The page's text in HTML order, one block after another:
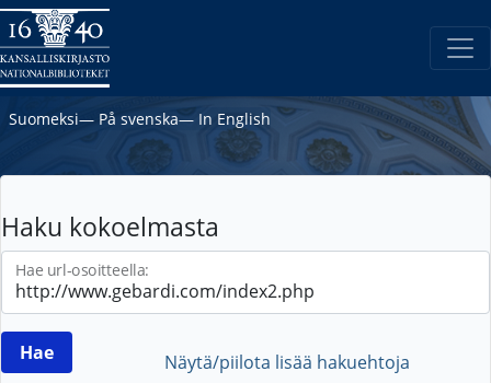
Suomeksi― På svenska― In English
Haku kokoelmasta
Hae url-osoitteella:
Näytä/piilota lisää hakuehtoja